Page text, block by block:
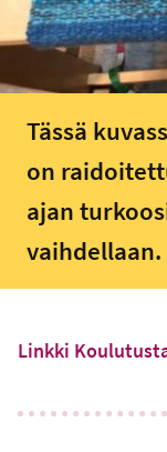
Tässä
on
ajan
vaihdellaan.
Linkki